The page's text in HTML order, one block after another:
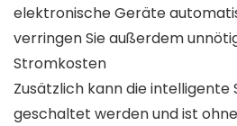
elektronische Geräte
verringen Sie außerdem
Stromkosten
Zusätzlich kann die intelligente
geschaltet werden und ist